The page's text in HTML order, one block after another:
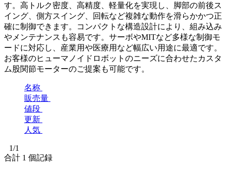
す。高トルク密度、高精度、軽量化を実現し、脚部の前後ス
イング、側方スイング、回転など複雑な動作を滑らかかつ正
確に制御できます。コンパクトな構造設計により、組み込み
やメンテナンスも容易です。サーボやMITなど多様な制御モ
ードに対応し、産業用や医療用など幅広い用途に最適です。
お客様のヒューマノイドロボットのニーズに合わせたカスタ
ム股関節モーターのご提案も可能です。
名称
販売量
値段
更新
人気
1/1
合計 1 個記録